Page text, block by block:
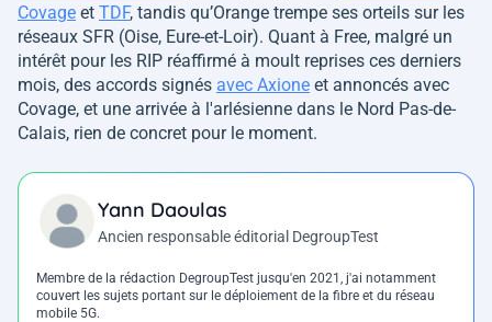
Covage et TDF, tandis qu’Orange trempe ses orteils sur les
réseaux SFR (Oise, Eure-et-Loir). Quant à Free, malgré un
intérêt pour les RIP réaffirmé à moult reprises ces derniers
mois, des accords signés avec Axione et annoncés avec
Covage, et une arrivée à l'arlésienne dans le Nord Pas-de-
Calais, rien de concret pour le moment.
Yann Daoulas
Ancien responsable éditorial DegroupTest
Membre de la rédaction DegroupTest jusqu'en 2021, j'ai notamment
couvert les sujets portant sur le déploiement de la fibre et du réseau
mobile 5G.